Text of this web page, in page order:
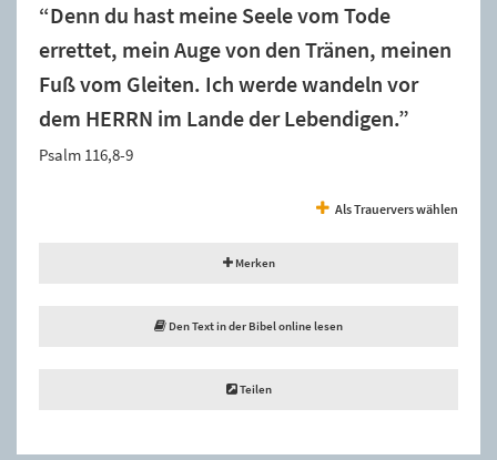
“Denn du hast meine Seele vom Tode
errettet, mein Auge von den Tränen, meinen
Fuß vom Gleiten. Ich werde wandeln vor
dem HERRN im Lande der Lebendigen.”
Psalm 116,8-9
Als Trauervers wählen
Merken
Den Text in der Bibel online lesen
Teilen